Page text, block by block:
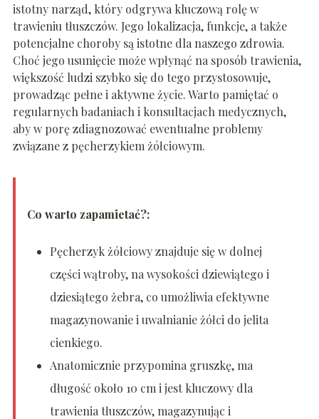
istotny narząd, który odgrywa kluczową rolę w
trawieniu tłuszczów. Jego lokalizacja, funkcje, a także
potencjalne choroby są istotne dla naszego zdrowia.
Choć jego usunięcie może wpłynąć na sposób trawienia,
większość ludzi szybko się do tego przystosowuje,
prowadząc pełne i aktywne życie. Warto pamiętać o
regularnych badaniach i konsultacjach medycznych,
aby w porę zdiagnozować ewentualne problemy
związane z pęcherzykiem żółciowym.
Co warto zapamietać?:
Pęcherzyk żółciowy znajduje się w dolnej
części wątroby, na wysokości dziewiątego i
dziesiątego żebra, co umożliwia efektywne
magazynowanie i uwalnianie żółci do jelita
cienkiego.
Anatomicznie przypomina gruszkę, ma
długość około 10 cm i jest kluczowy dla
trawienia tłuszczów, magazynując i